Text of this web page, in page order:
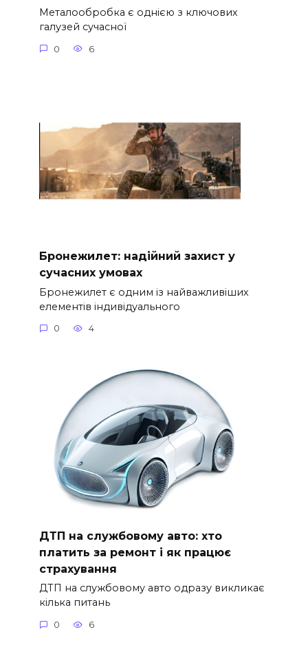
Металообробка є однією з ключових
галузей сучасної
0 6
Бронежилет: надійний захист у
сучасних умовах
Бронежилет є одним із найважливіших
елементів індивідуального
0 4
ДТП на службовому авто: хто
платить за ремонт і як працює
страхування
ДТП на службовому авто одразу викликає
кілька питань
0 6